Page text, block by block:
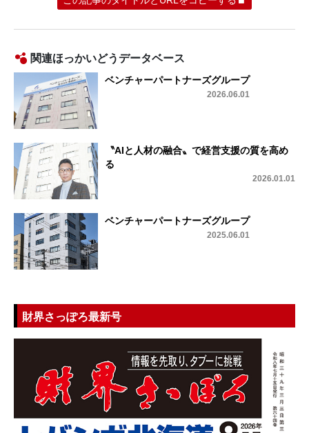
関連ほっかいどうデータベース
ベンチャーパートナーズグループ
2026.06.01
〝AIと人材の融合〟で経営支援の質を高め
る
2026.01.01
ベンチャーパートナーズグループ
2025.06.01
財界さっぽろ最新号